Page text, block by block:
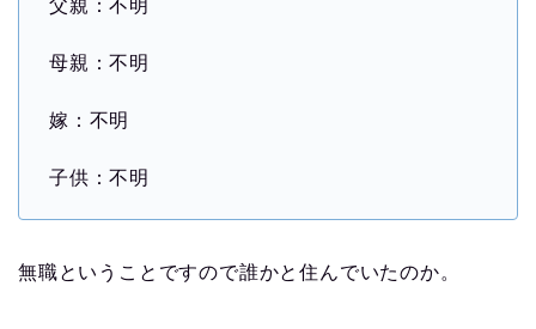
父親：不明
母親：不明
嫁：不明
子供：不明
無職ということですので誰かと住んでいたのか。